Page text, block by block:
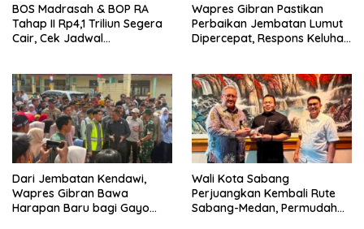
BOS Madrasah & BOP RA
Tahap II Rp4,1 Triliun Segera
Cair, Cek Jadwal
Wapres Gibran Pastikan
Perbaikan Jembatan Lumut
Dipercepat, Respons Keluhan
Dari Jembatan Kendawi,
Wapres Gibran Bawa
Harapan Baru bagi Gayo
Wali Kota Sabang
Perjuangkan Kembali Rute
Sabang-Medan, Permudah